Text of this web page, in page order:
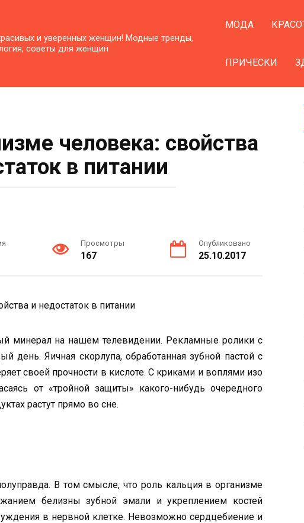
и уверенных женщин! Модные тренды,
советы для женщин
МОДА
ПРИЧЕСКИ
человека: свойства
в питании
Просмотры
167
Опубликовано
25.10.2017
минерал на нашем теле­видении. Рекламные ролики с
день. Яичная скорлупа, обработанная зубной пастой с
своей прочности в кислоте. С кри­ками и воплями изо
от «тройной защиты» какого-нибудь очередного
растут прямо во сне.
В том смысле, что роль кальция в организме
белизны зубной эмали и укреплением костей
в нервной клетке. Невозмож­но сердцебиение и